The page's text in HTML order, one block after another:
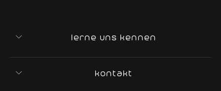
lerne uns kennen
kontakt